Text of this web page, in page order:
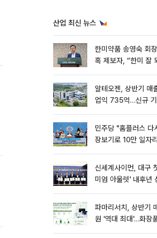
산업 최신 뉴스
한미약품 송영숙 회
혹 제보자, “한미 잘
알테오젠, 상반기 매
업익 735억…신규 기
민주당 "홈플러스
장보기로 10만 일자
신세계사이먼, 대구
미엄 아울렛' 내후년
파마리서치, 상반기
원 '역대 최대'…화장